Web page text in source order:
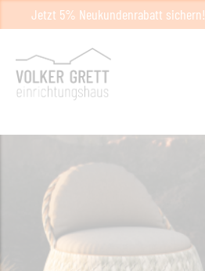
Jetzt 5% Neukundenrabatt sichern!